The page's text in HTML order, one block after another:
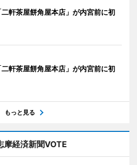
軒茶屋餅角屋本店」が内宮前に初
軒茶屋餅角屋本店」が内宮前に初
もっと見る
摩経済新聞VOTE